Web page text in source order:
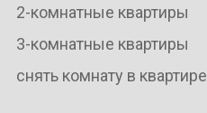
2-комнатные квартиры
3-комнатные квартиры
снять комнату в квартире